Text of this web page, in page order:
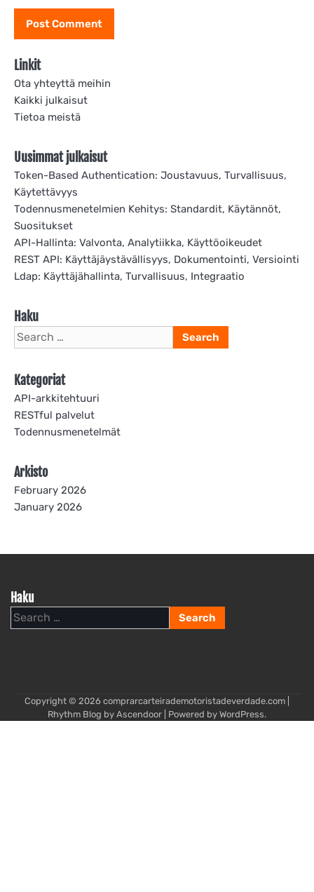
Linkit
Ota yhteyttä meihin
Kaikki julkaisut
Tietoa meistä
Uusimmat julkaisut
Token-Based Authentication: Joustavuus, Turvallisuus,
Käytettävyys
Todennusmenetelmien Kehitys: Standardit, Käytännöt,
Suositukset
API-Hallinta: Valvonta, Analytiikka, Käyttöoikeudet
REST API: Käyttäjäystävällisyys, Dokumentointi, Versiointi
Ldap: Käyttäjähallinta, Turvallisuus, Integraatio
Haku
Search
for:
Kategoriat
API-arkkitehtuuri
RESTful palvelut
Todennusmenetelmät
Arkisto
February 2026
January 2026
Haku
Search
for:
Copyright © 2026 comprarcarteirademotoristadeverdade.com
Rhythm Blog by Ascendoor | Powered by WordPress.